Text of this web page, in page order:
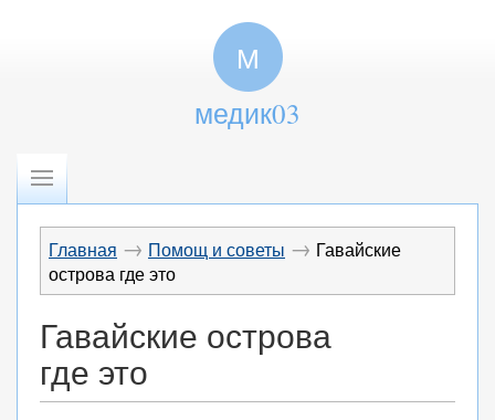
М
медик03
Главная → Помощ и советы → Гавайские
острова где это
Гавайские острова
где это